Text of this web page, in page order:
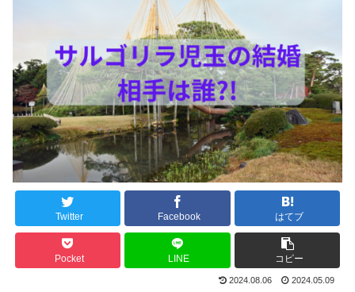
Twitter Facebook はてブ
Pocket LINE コピー
2024.08.06 2024.05.09